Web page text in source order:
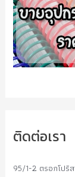
ติดต่อเรา
95/1-2 ตรอกโปริ